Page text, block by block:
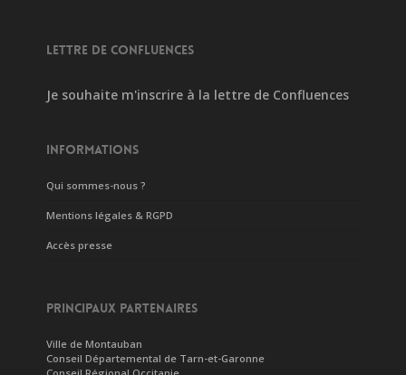
LETTRE DE CONFLUENCES
Je souhaite m'inscrire à la lettre de Confluences
INFORMATIONS
Qui sommes-nous ?
Mentions légales & RGPD
Accès presse
PRINCIPAUX PARTENAIRES
Ville de Montauban
Conseil Départemental de Tarn-et-Garonne